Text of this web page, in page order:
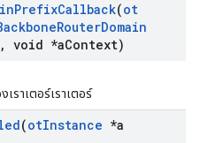
PrefixCallback(ot
RouterDomain
, void *aContext)
ราเตอร์เราเตอร์
(otInstance *a